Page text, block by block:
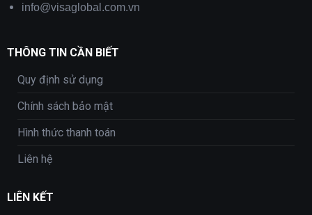
info@visaglobal.com.vn
THÔNG TIN CẦN BIẾT
Quy định sử dụng
Chính sách bảo mật
Hình thức thanh toán
Liên hệ
LIÊN KẾT